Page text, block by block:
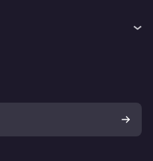
Dein Widerrufsrecht